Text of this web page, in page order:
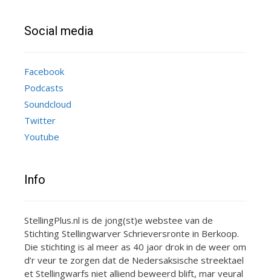
Social media
Facebook
Podcasts
Soundcloud
Twitter
Youtube
Info
StellingPlus.nl is de jong(st)e webstee van de
Stichting Stellingwarver Schrieversronte in Berkoop.
Die stichting is al meer as 40 jaor drok in de weer om
d’r veur te zorgen dat de Nedersaksische streektael
et Stellingwarfs niet alliend beweerd blift, mar veural